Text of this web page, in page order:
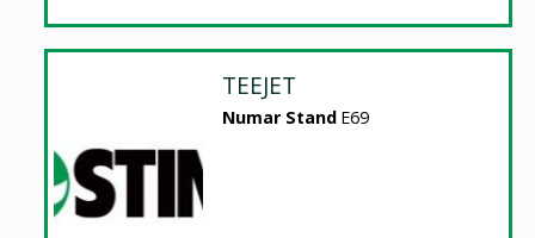
TEEJET
Numar Stand E69